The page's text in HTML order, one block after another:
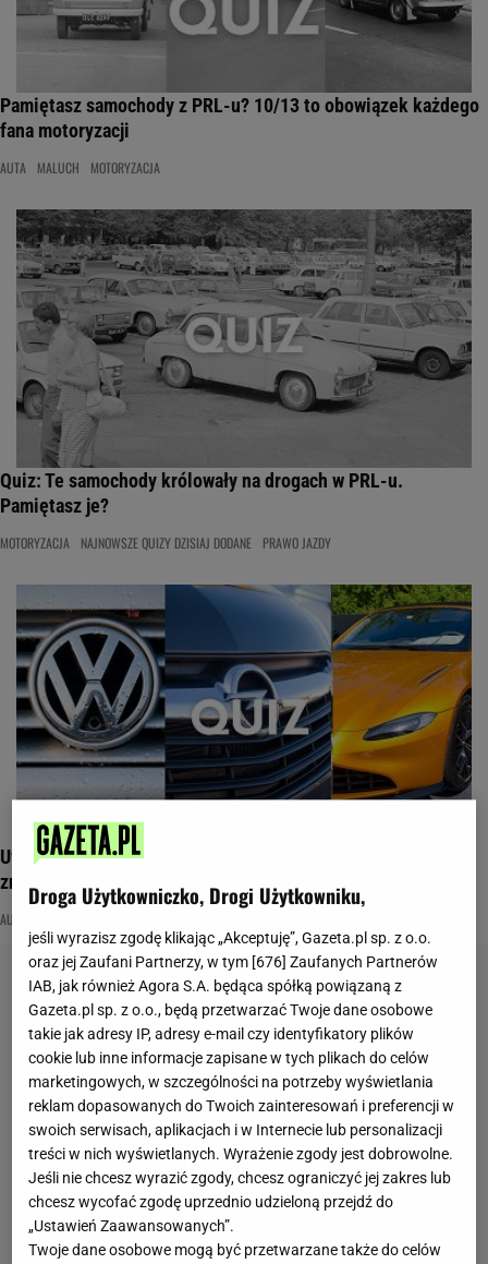
Pamiętasz samochody z PRL-u? 10/13 to obowiązek każdego
fana motoryzacji
AUTA MALUCH MOTORYZACJA
Quiz: Te samochody królowały na drogach w PRL-u.
Pamiętasz je?
MOTORYZACJA NAJNOWSZE QUIZY DZISIAJ DODANE PRAWO JAZDY
Uważasz się za znawcę motoryzacji? Sprawdź, jak dobrze
znasz te marki
AUTA
Droga Użytkowniczko, Drogi Użytkowniku,
jeśli wyrazisz zgodę klikając „Akceptuję”, Gazeta.pl sp. z o.o.
oraz jej Zaufani Partnerzy, w tym [ 676 ] Zaufanych Partnerów
IAB, jak również Agora S.A. będąca spółką powiązaną z
Gazeta.pl sp. z o.o., będą przetwarzać Twoje dane osobowe
takie jak adresy IP, adresy e-mail czy identyfikatory plików
cookie lub inne informacje zapisane w tych plikach do celów
marketingowych, w szczególności na potrzeby wyświetlania
reklam dopasowanych do Twoich zainteresowań i preferencji w
swoich serwisach, aplikacjach i w Internecie lub personalizacji
treści w nich wyświetlanych. Wyrażenie zgody jest dobrowolne.
Jeśli nie chcesz wyrazić zgody, chcesz ograniczyć jej zakres lub
chcesz wycofać zgodę uprzednio udzieloną przejdź do
„Ustawień Zaawansowanych”.
Twoje dane osobowe mogą być przetwarzane także do celów